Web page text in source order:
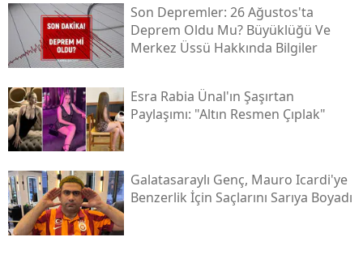
Son Depremler: 26 Ağustos'ta
Deprem Oldu Mu? Büyüklüğü Ve
Merkez Üssü Hakkında Bilgiler
Esra Rabia Ünal'ın Şaşırtan
Paylaşımı: "altın Resmen Çıplak"
Galatasaraylı Genç, Mauro Icardi'ye
Benzerlik İçin Saçlarını Sarıya Boyadı